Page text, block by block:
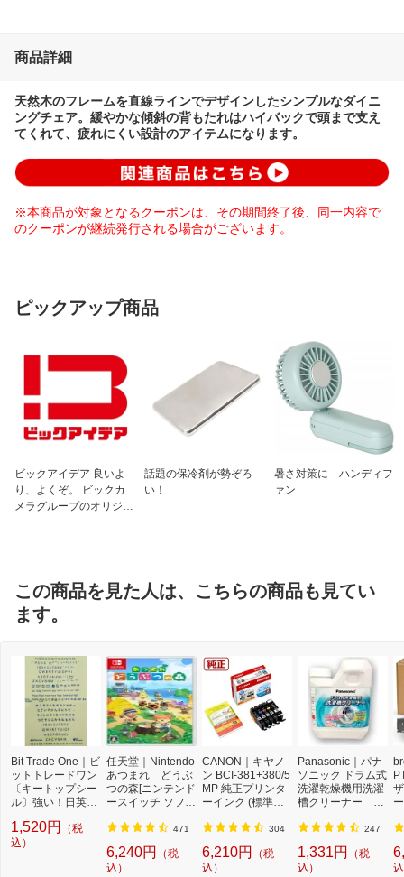
商品詳細
天然木のフレームを直線ラインでデザインしたシンプルなダイニ
ングチェア。緩やかな傾斜の背もたれはハイバックで頭まで支え
てくれて、疲れにくい設計のアイテムになります。
※本商品が対象となるクーポンは、その期間終了後、同一内容で
のクーポンが継続発行される場合がございます。
ピックアップ商品
ビックアイデア 良いよ
り、よくぞ。 ビックカ
メラグループのオリジナ
話題の保冷剤が勢ぞろ
い！
暑さ対策に ハンディフ
ァン
この商品を見た人は、こちらの商品も見てい
ます。
Bit Trade One｜ビ
ットトレードワン
〔キートップシー
ル〕強い！日英対
プシールセット ブ
ルー DYKTSBL
1,520円
（税
込）
任天堂｜Nintendo
あつまれ どうぶ
つの森[ニンテンド
ースイッチ ソフ
471
6,240円
（税
込）
CANON｜キヤノ
ン BCI-381+380/5
MP 純正プリンタ
ーインク (標準容
3813805MP] 304
6,210円
（税
込）
Panasonic｜パナ
ソニック ドラム式
洗濯乾燥機用洗濯
槽クリーナー N-
機 洗浄 洗剤 750m
l NW2]【rb_pcp】
247
1,331円
（税
込）
T